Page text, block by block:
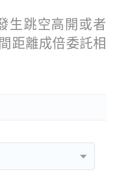
生跳空高開或者
距離成倍委託相